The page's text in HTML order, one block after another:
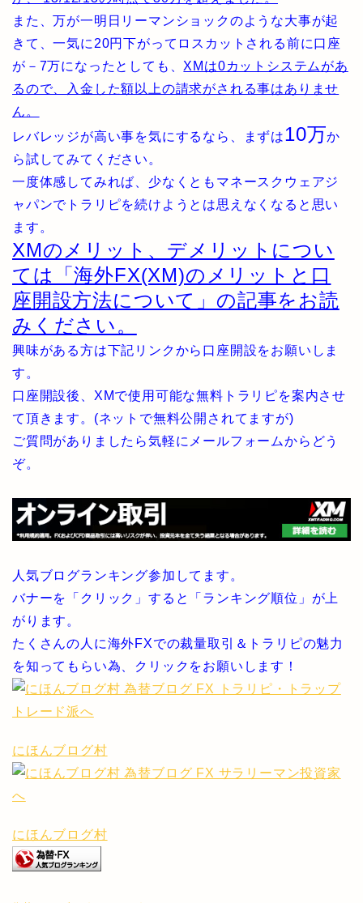
また、万が一明日リーマンショックのような大事が起
きて、一気に20円下がってロスカットされる前に口座
が－7万になったとしても、 XMは0カットシステムがあ
るので、入金した額以上の請求がされる事はありませ
ん。
レバレッジが高い事を気にするなら、まずは10万か
ら試してみてください。
一度体感してみれば、少なくともマネースクウェアジ
ャパンでトラリピを続けようとは思えなくなると思い
ます。
XMのメリット、デメリットについ
ては「海外FX(XM)のメリットと口
座開設方法について」の記事をお読
みください。
興味がある方は下記リンクから口座開設をお願いしま
す。
口座開設後、XMで使用可能な無料トラリピを案内させ
て頂きます。(ネットで無料公開されてますが)
ご質問がありましたら気軽にメールフォームからどう
ぞ。
人気ブログランキング参加してます。
バナーを「クリック」すると「ランキング順位」が上
がります。
たくさんの人に海外FXでの裁量取引＆トラリピの魅力
を知ってもらい為、クリックをお願いします！
にほんブログ村
にほんブログ村